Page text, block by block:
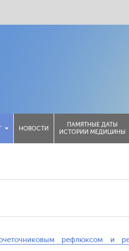
НОВОСТИ
ПАМЯТНЫЕ ДАТЫ
ИСТОРИИ МЕДИЦИНЫ
рефлюксом и